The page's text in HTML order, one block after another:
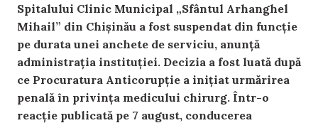
Spitalului Clinic Municipal „Sfântul Arhanghel
Mihail” din Chișinău a fost suspendat din funcție
pe durata unei anchete de serviciu, anunță
administrația instituției. Decizia a fost luată după
ce Procuratura Anticorupție a inițiat urmărirea
penală în privința medicului chirurg. Într-o
reacție publicată pe 7 august, conducerea